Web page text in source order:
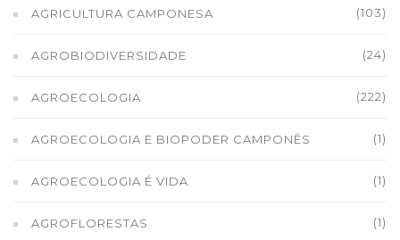
AGRICULTURA CAMPONESA (103)
AGROBIODIVERSIDADE (24)
AGROECOLOGIA (222)
AGROECOLOGIA E BIOPODER CAMPONÊS (1)
AGROECOLOGIA É VIDA (1)
AGROFLORESTAS (1)